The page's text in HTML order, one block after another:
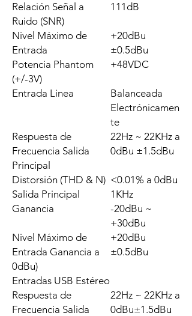
Relación Señal a
Ruido (SNR)
111dB
Nivel Máximo de
Entrada
+20dBu
±0.5dBu
Potencia Phantom
(+/-3V)
+48VDC
Entrada Linea
Balanceada
Electrónicamen
te
Respuesta de
Frecuencia Salida
Principal
22Hz ~ 22KHz a
0dBu ±1.5dBu
Distorsión (THD & N)
Salida Principal
<0.01% a 0dBu
1KHz
Ganancia
-20dBu ~
+30dBu
Nivel Máximo de
Entrada Ganancia a
0dBu)
+20dBu
±0.5dBu
Entradas USB Estéreo
Respuesta de
Frecuencia Salida
22Hz ~ 22KHz a
0dBu±1.5dBu